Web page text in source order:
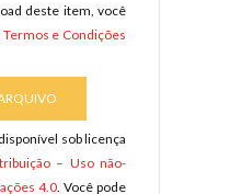
deste item, você
Termos e Condições
sob licença
– Uso não-
4.0. Você pode